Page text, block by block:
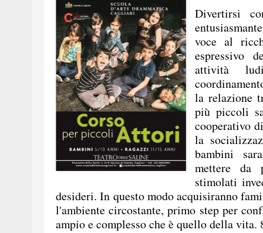
Divertirsi
voce al
espressivo
attività
la relazione
più piccoli
cooperativo
la
bambini
mettere da
stimolati
desideri. In questo modo acquisiranno
l'ambiente circostante, primo step per
ampio e complesso che è quello della